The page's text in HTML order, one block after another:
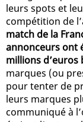
leurs spots et
compétition de
match de la
annonceurs ont
millions d’euros
marques (ou
pour tenter de
leurs marques
communiqué à